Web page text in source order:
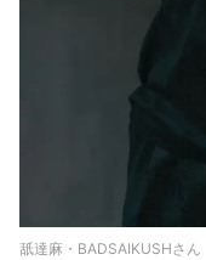
舐達麻・BADSAIKUSHさん